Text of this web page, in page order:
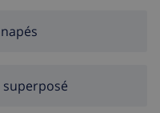
superposé